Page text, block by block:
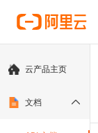
云产品主页
文档